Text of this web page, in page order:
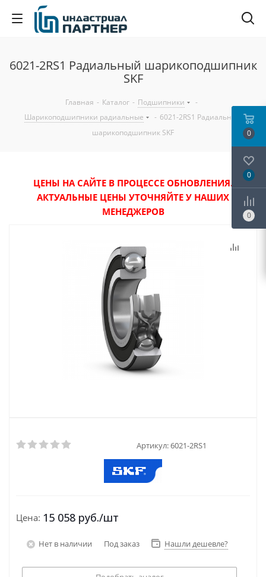
6021-2RS1 Радиальный шарикоподшипник
SKF
Главная - Каталог - Подшипники
-
Шарикоподшипники радиальные
- 6021-2RS1 Радиальный
шарикоподшипник SKF
ЦЕНЫ НА САЙТЕ В ПРОЦЕССЕ ОБНОВЛЕНИЯ.
АКТУАЛЬНЫЕ ЦЕНЫ УТОЧНЯЙТЕ У НАШИХ
МЕНЕДЖЕРОВ
Артикул:6021-2RS1
Цена: 15 058 руб./шт
Нет в наличии Под заказ Нашли дешевле?
0
0
0